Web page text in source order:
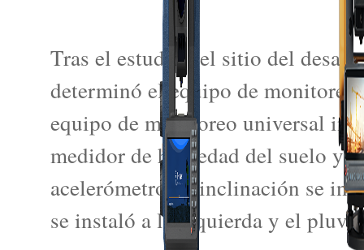
Tras el estudio del sitio del
determinó el equipo de
equipo de monitoreo universal
medidor de humedad del suelo y
acelerómetro de inclinación se
se instaló a la izquierda y el